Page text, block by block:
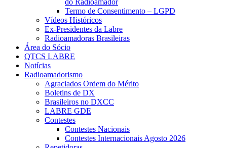
do Radioamador
Termo de Consentimento – LGPD
Vídeos Históricos
Ex-Presidentes da Labre
Radioamadoras Brasileiras
Área do Sócio
QTCS LABRE
Notícias
Radioamadorismo
Agraciados Ordem do Mérito
Boletins de DX
Brasileiros no DXCC
LABRE GDE
Contestes
Contestes Nacionais
Contestes Internacionais Agosto 2026